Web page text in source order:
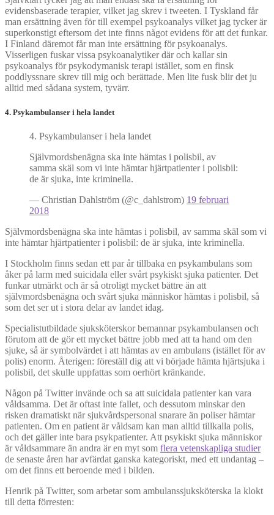
evidensbaserade terapier, vilket jag skrev i tweeten. I Tyskland får
man ersättning även för till exempel psykoanalys vilket jag tycker är
superkonstigt eftersom det inte finns något evidens för att det funkar.
I Finland däremot får man inte ersättning för psykoanalys.
Visserligen fuskar vissa psykoanalytiker där och kallar sin
psykoanalys för psykodymanisk terapi istället, som en finsk
poddlyssnare skrev till mig och berättade. Men lite fusk blir det ju
alltid med sådana system, tyvärr.
4. Psykambulanser i hela landet
4. Psykambulanser i hela landet
Självmordsbenägna ska inte hämtas i polisbil, av
samma skäl som vi inte hämtar hjärtpatienter i polisbil:
de är sjuka, inte kriminella.
— Christian Dahlström (@c_dahlstrom) 19 februari
2018
Självmordsbenägna ska inte hämtas i polisbil, av samma skäl som vi
inte hämtar hjärtpatienter i polisbil: de är sjuka, inte kriminella.
I Stockholm finns sedan ett par år tillbaka en psykambulans som
åker på larm med suicidala eller svårt psykiskt sjuka patienter. Det
funkar utmärkt och är så otroligt mycket bättre än att
självmordsbenägna och svårt sjuka människor hämtas i polisbil, så
som det ser ut i stora delar av landet idag.
Specialistutbildade sjuksköterskor bemannar psykambulansen och
förutom att de gör ett mycket bättre jobb med att ta hand om den
sjuke, så är symbolvärdet i att hämtas av en ambulans (istället för av
polis) enorm. Återigen: föreställ dig att vi började hämta hjärtsjuka i
polisbil, det skulle uppfattas som oerhört kränkande.
Någon på Twitter invände och sa att suicidala patienter kan vara
våldsamma. Det är oftast inte fallet, och dessutom minskar den
risken dramatiskt när sjukvårdspersonal snarare än poliser hämtar
patienten. Om en patient är våldsam kan man alltid tillkalla polis,
och det gäller inte bara psykpatienter. Att psykiskt sjuka människor
är våldsammare än andra är en myt som flera vetenskapliga studier
de senaste åren har avfärdat ganska kategoriskt, med ett undantag –
om det finns ett beroende med i bilden.
Henrik på Twitter, som arbetar som ambulanssjuksköterska la klokt
till detta förresten: